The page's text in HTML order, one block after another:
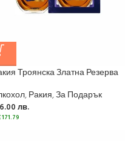
Троянска Златна Резерва
,Ракия,За Подарък
лв.
171.79